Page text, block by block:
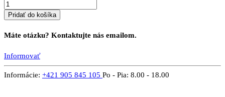
Pridať do košíka
Máte otázku? Kontaktujte nás emailom.
Informovať
Informácie: +421 905 845 105 Po - Pia: 8.00 - 18.00